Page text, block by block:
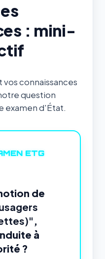
: mini-
connaissances
question
examen d'État.
ETG
de
,
à
?